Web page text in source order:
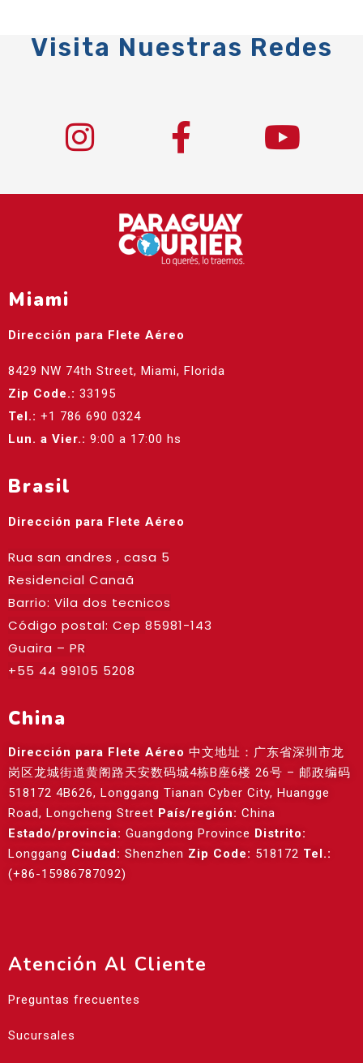
Visita Nuestras Redes
Miami
Dirección para Flete Aéreo
8429 NW 74th Street, Miami, Florida
Zip Code.: 33195
Tel.: +1 786 690 0324
Lun. a Vier.: 9:00 a 17:00 hs
Brasil
Dirección para Flete Aéreo
Rua san andres , casa 5
Residencial Canaã
Barrio: Vila dos tecnicos
Código postal: Cep 85981-143
Guaira – PR
+55 44 99105 5208
China
Dirección para Flete Aéreo 中文地址：广东省深圳市龙
岗区龙城街道黄阁路天安数码城4栋B座6楼 26号 – 邮政编码
518172 4B626, Longgang Tianan Cyber City, Huangge
Road, Longcheng Street País/región: China
Estado/provincia: Guangdong Province Distrito:
Longgang Ciudad: Shenzhen Zip Code: 518172 Tel.:
(+86-15986787092)
Atención Al Cliente
Preguntas frecuentes
Sucursales